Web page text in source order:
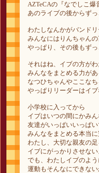
AZTeCAの『なでしこ爆
あのライブの後からず
わたしなんかがバンドリ
みんなにはりんちゃん
やっぱり、その後もずっ
それはね、イブの方が
みんなをまとめる力があ
なつひちゃんやここな
やっぱりリーダーはイブ
小学校に入ってから
イブはいつの間にかみ
友達がいっぱいいっぱ
みんなをまとめる本当
わたし、大切な親友の
イブにがっかりさせな
でも、わたしイブのよ
運動もそんなにできな